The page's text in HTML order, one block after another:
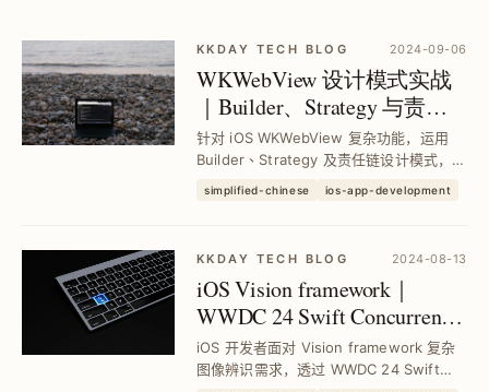
KKDAY TECH BLOG 2024-09-06
WKWebView 设计模式实战
｜Builder、Strategy 与责任
链模式最佳应用技巧
针对 iOS WKWebView 复杂功能，运用
Builder、Strategy 及责任链设计模式，有
处理分散问题，提升程式码维护性与扩充
simplified-chinese ios-app-development
KKDAY TECH BLOG 2024-08-13
iOS Vision framework｜
WWDC 24 Swift Concurrency
与新 API 深度解析与实作指
南
iOS 开发者面对 Vision framework 复杂
图像辨识需求，透过 WWDC 24 Swift